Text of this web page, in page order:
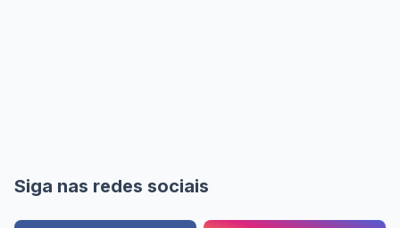
Siga nas redes sociais